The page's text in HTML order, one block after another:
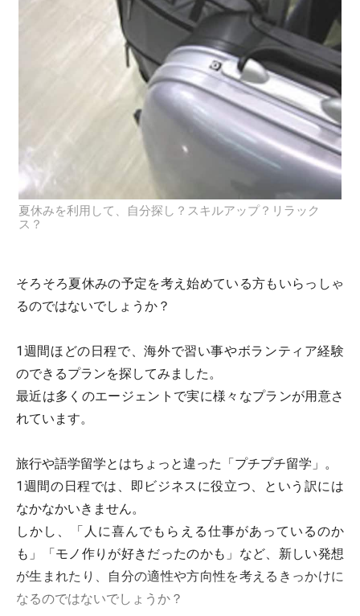
夏休みを利用して、自分探し？スキルアップ？リラック
ス？
そろそろ夏休みの予定を考え始めている方もいらっしゃ
るのではないでしょうか？
1週間ほどの日程で、海外で習い事やボランティア経験
のできるプランを探してみました。
最近は多くのエージェントで実に様々なプランが用意さ
れています。
旅行や語学留学とはちょっと違った「プチプチ留学」。
1週間の日程では、即ビジネスに役立つ、という訳には
なかなかいきません。
しかし、「人に喜んでもらえる仕事があっているのか
も」「モノ作りが好きだったのかも」など、新しい発想
が生まれたり、自分の適性や方向性を考えるきっかけに
なるのではないでしょうか？